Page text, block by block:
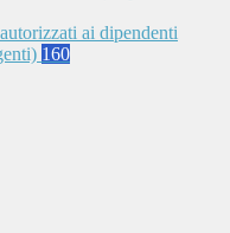
ai dipendenti
160